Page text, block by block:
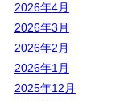
2026年4月
2026年3月
2026年2月
2026年1月
2025年12月